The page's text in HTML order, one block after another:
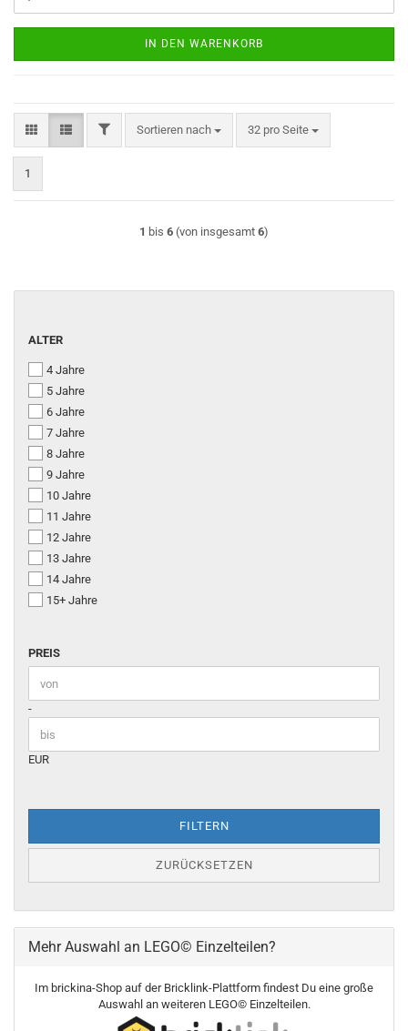
IN DEN WARENKORB
FILTERSortieren nach
Sortieren nach 32 pro Seite
pro Seite
1
1 bis 6 (von insgesamt 6)
ALTER
ALTER
4 Jahre
5 Jahre
6 Jahre
7 Jahre
8 Jahre
9 Jahre
10 Jahre
11 Jahre
12 Jahre
13 Jahre
14 Jahre
15+ Jahre
PREIS
PREIS
Preis bis
-
EUR
FILTERN
ZURÜCKSETZEN
Mehr Auswahl an LEGO© Einzelteilen?
Im brickina-Shop auf der Bricklink-Plattform findest Du eine große
Auswahl an weiteren LEGO© Einzelteilen.